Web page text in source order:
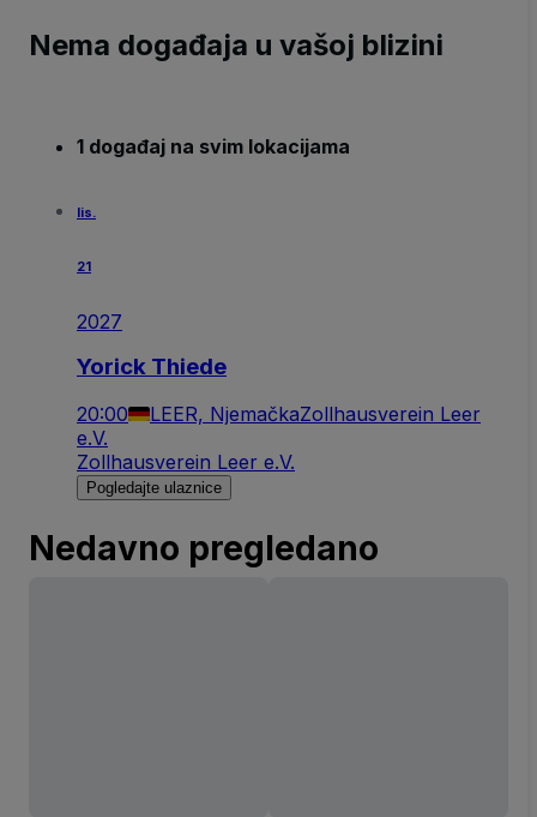
Nema događaja u vašoj blizini
1 događaj na svim lokacijama
lis.
21
2027
Yorick Thiede
20:00 LEER, NjemačkaZollhausverein Leer
e.V.
Zollhausverein Leer e.V.
Pogledajte ulaznice
Nedavno pregledano